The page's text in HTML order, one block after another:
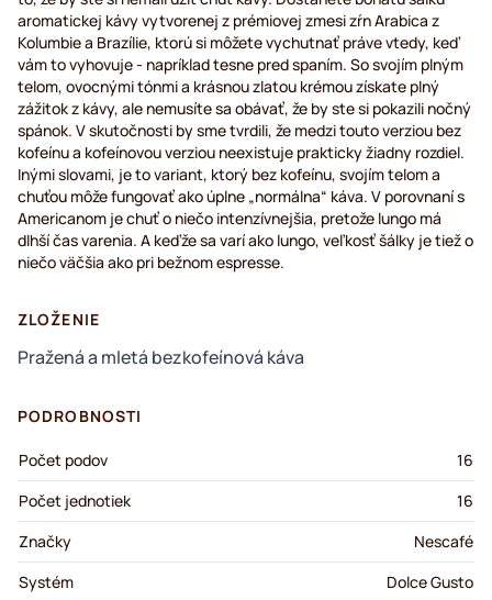
aromatickej kávy vytvorenej z prémiovej zmesi zŕn Arabica z
Kolumbie a Brazílie, ktorú si môžete vychutnať práve vtedy, keď
vám to vyhovuje - napríklad tesne pred spaním. So svojím plným
telom, ovocnými tónmi a krásnou zlatou krémou získate plný
zážitok z kávy, ale nemusíte sa obávať, že by ste si pokazili nočný
spánok. V skutočnosti by sme tvrdili, že medzi touto verziou bez
kofeínu a kofeínovou verziou neexistuje prakticky žiadny rozdiel.
Inými slovami, je to variant, ktorý bez kofeínu, svojím telom a
chuťou môže fungovať ako úplne „normálna“ káva. V porovnaní s
Americanom je chuť o niečo intenzívnejšia, pretože lungo má
dlhší čas varenia. A keďže sa varí ako lungo, veľkosť šálky je tiež o
niečo väčšia ako pri bežnom espresse.
ZLOŽENIE
Pražená a mletá bezkofeínová káva
PODROBNOSTI
Počet podov
16
Počet jednotiek
16
Značky
Nescafé
Systém
Dolce Gusto